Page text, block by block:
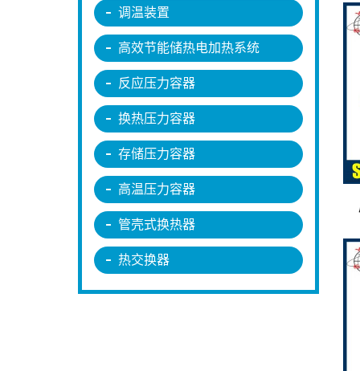
调温装置
高效节能储热电加热系统
反应压力容器
换热压力容器
存储压力容器
高温压力容器
管壳式换热器
热交换器